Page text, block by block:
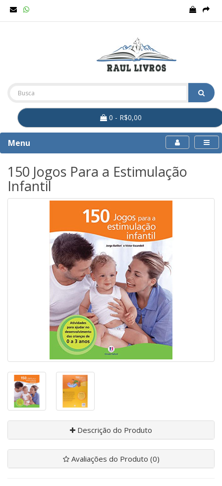
0 - R$0,00
Menu
150 Jogos Para a Estimulação
Infantil
Descrição do Produto
Avaliações do Produto (0)